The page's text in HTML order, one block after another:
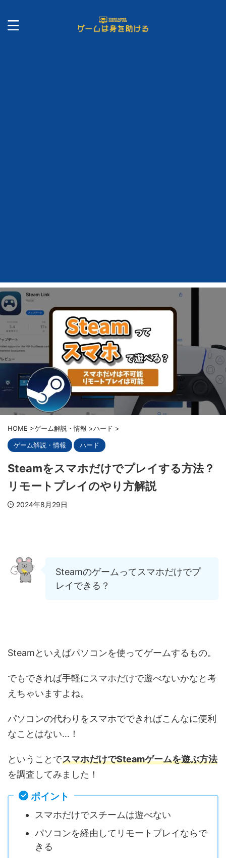
HOME >ゲーム解説・情報 >ハード >
ゲーム解説・情報 ハード
Steamをスマホだけでプレイする方法？
リモートプレイのやり方解説
2024年8月29日
Steamのゲームってスマホだけでプ
レイできる？
Steamといえばパソコンを使ってゲームするもの。
でもできれば手軽にスマホだけで遊べないかなと考
えちゃいますよね。
パソコンの代わりをスマホでできればこんなに便利
なことはない…！
ということでスマホだけでSteamゲームを遊ぶ方法
を調査してみました！
ポイント
スマホだけでスチームは遊べない
パソコンを経由してリモートプレイならで
きる